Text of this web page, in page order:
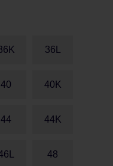
36L
40 40K
44 44K
48